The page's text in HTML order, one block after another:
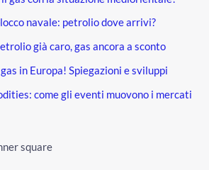
navale: petrolio dove arrivi?
già caro, gas ancora a sconto
in Europa! Spiegazioni e sviluppi
come gli eventi muovono i mercati